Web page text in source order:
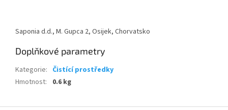
Saponia d.d., M. Gupca 2, Osijek, Chorvatsko
Doplňkové parametry
Kategorie: Čistící prostředky
Hmotnost: 0.6 kg